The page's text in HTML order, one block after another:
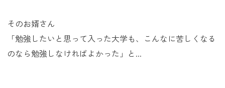
そのお婿さん
「勉強したいと思って入った大学も、こんなに苦しくなる
のなら勉強しなければよかった」と...